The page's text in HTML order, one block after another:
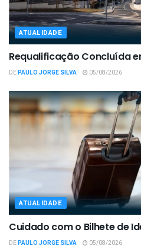
ATUALIDADE
Requalificação Concluída
DEPAULO JORGE SILVA 05/08/2026
ATUALIDADE
Cuidado com o Bilhete de
DEPAULO JORGE SILVA 05/08/2026